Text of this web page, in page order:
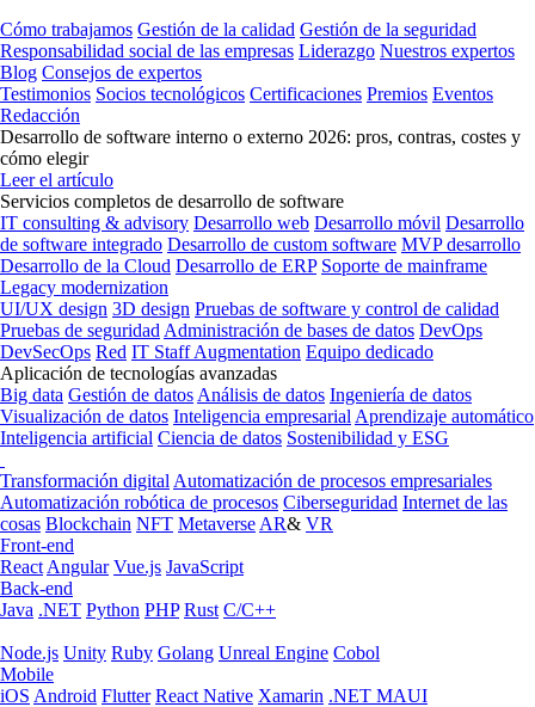
Cómo trabajamos Gestión de la calidad Gestión de la seguridad
Responsabilidad social de las empresas Liderazgo Nuestros expertos
Blog Consejos de expertos
Testimonios Socios tecnológicos Certificaciones Premios Eventos
Redacción
Desarrollo de software interno o externo 2026: pros, contras, costes y
cómo elegir
Leer el artículo
Servicios completos de desarrollo de software
IT consulting & advisory Desarrollo web Desarrollo móvil Desarrollo
de software integrado Desarrollo de custom software MVP desarrollo
Desarrollo de la Cloud Desarrollo de ERP Soporte de mainframe
Legacy modernization
UI/UX design 3D design Pruebas de software y control de calidad
Pruebas de seguridad Administración de bases de datos DevOps
DevSecOps Red IT Staff Augmentation Equipo dedicado
Aplicación de tecnologías avanzadas
Big data Gestión de datos Análisis de datos Ingeniería de datos
Visualización de datos Inteligencia empresarial Aprendizaje automático
Inteligencia artificial Ciencia de datos Sostenibilidad y ESG
Transformación digital Automatización de procesos empresariales
Automatización robótica de procesos Ciberseguridad Internet de las
cosas Blockchain NFT Metaverse AR& VR
Front-end
React Angular Vue.js JavaScript
Back-end
Java .NET Python PHP Rust C/C++
Node.js Unity Ruby Golang Unreal Engine Cobol
Mobile
iOS Android Flutter React Native Xamarin .NET MAUI